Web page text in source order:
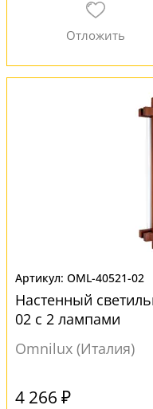
OML-40521-02
Настенный
02 с 2 лампами
Omnilux (Италия)
4 266 ₽